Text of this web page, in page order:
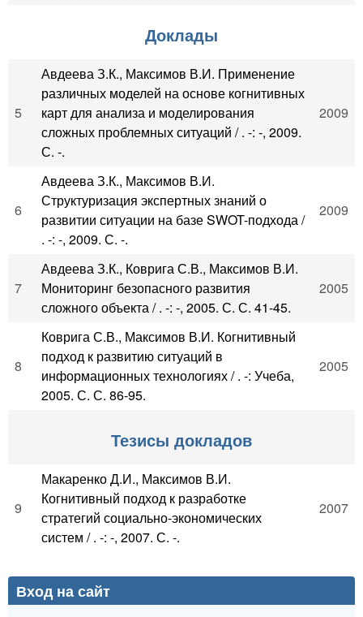
Доклады
5
Авдеева З.К., Максимов В.И. Применение
различных моделей на основе когнитивных
карт для анализа и моделирования
сложных проблемных ситуаций / . -: -, 2009.
С. -.
2009
6
Авдеева З.К., Максимов В.И.
Структуризация экспертных знаний о
развитии ситуации на базе SWOT-подхода /
. -: -, 2009. С. -.
2009
7
Авдеева З.К., Коврига С.В., Максимов В.И.
Мониторинг безопасного развития
сложного объекта / . -: -, 2005. С. С. 41-45.
2005
8
Коврига С.В., Максимов В.И. Когнитивный
подход к развитию ситуаций в
информационных технологиях / . -: Учеба,
2005. С. С. 86-95.
2005
Тезисы докладов
9
Макаренко Д.И., Максимов В.И.
Когнитивный подход к разработке
стратегий социально-экономических
систем / . -: -, 2007. С. -.
2007
Вход на сайт